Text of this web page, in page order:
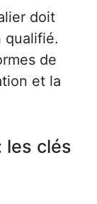
doit
qualifié.
de
et la
les clés